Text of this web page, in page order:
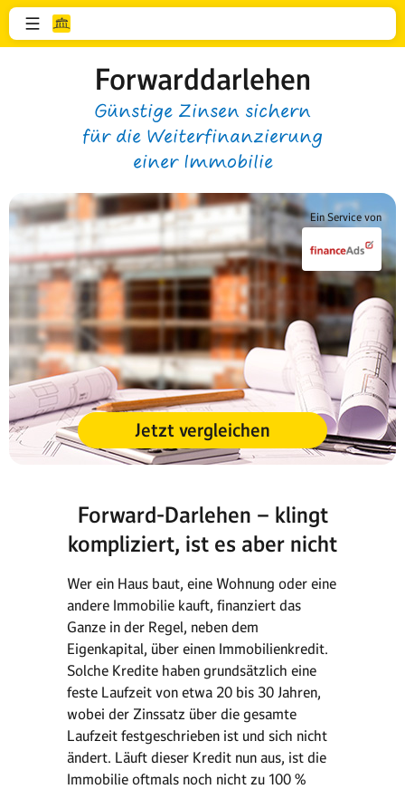
Forwarddarlehen
Günstige Zinsen sichern
für die Weiterfinanzierung
einer Immobilie
Ein Service von
Jetzt vergleichen
Forward-Darlehen – klingt
kompliziert, ist es aber nicht
Wer ein Haus baut, eine Wohnung oder eine
andere Immobilie kauft, finanziert das
Ganze in der Regel, neben dem
Eigenkapital, über einen Immobilienkredit.
Solche Kredite haben grundsätzlich eine
feste Laufzeit von etwa 20 bis 30 Jahren,
wobei der Zinssatz über die gesamte
Laufzeit festgeschrieben ist und sich nicht
ändert. Läuft dieser Kredit nun aus, ist die
Immobilie oftmals noch nicht zu 100 %